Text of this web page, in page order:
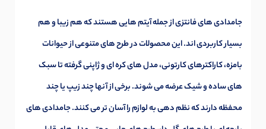
جامدادی های فانتزی از جمله آیتم هایی هستند که هم زیبا و هم
بسیار کاربردی اند. این محصولات در طرح های متنوعی از حیوانات
بامزه، کاراکترهای کارتونی، مدل های کره ای و ژاپنی گرفته تا سبک
های ساده و شیک عرضه می شوند. برخی از آنها چند زیپ یا چند
محفظه دارند که نظم دهی به لوازم را آسان تر می کنند. جامدادی های